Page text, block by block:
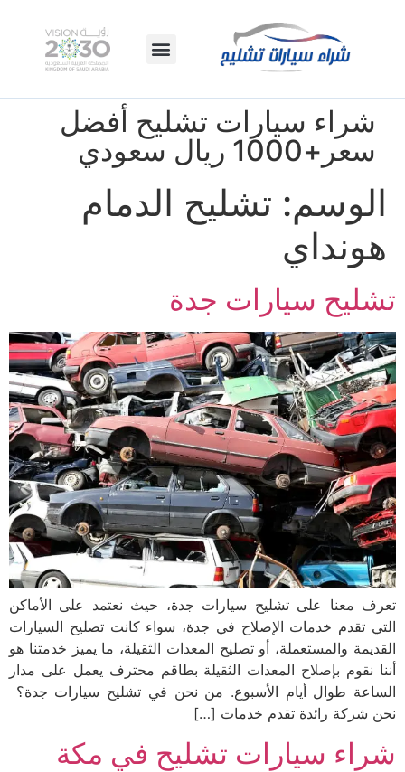
شراء سيارات تشليح أفضل
سعر+1000 ريال سعودي
الوسم: تشليح الدمام
هونداي
تشليح سيارات جدة
تعرف معنا على تشليح سيارات جدة، حيث نعتمد على الأماكن
التي تقدم خدمات الإصلاح في جدة، سواء كانت تصليح السيارات
القديمة والمستعملة، أو تصليح المعدات الثقيلة، ما يميز خدمتنا هو
أننا نقوم بإصلاح المعدات الثقيلة بطاقم محترف يعمل على مدار
الساعة طوال أيام الأسبوع. من نحن في تشليح سيارات جدة؟
نحن شركة رائدة تقدم خدمات […]
شراء سيارات تشليح في مكة